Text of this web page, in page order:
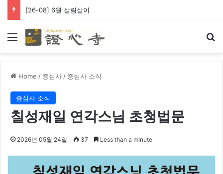
[26-08] 6월 살림살이
Menu
Home / 증심사 / 증심사 소식
증심사 소식
칠성재일 연각스님 초청법문
2026년 05월 24일 37 Less than a minute